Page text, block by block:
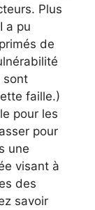
Plus
a pu
de
sont
faille.)
pour les
pour
une
visant à
des
savoir